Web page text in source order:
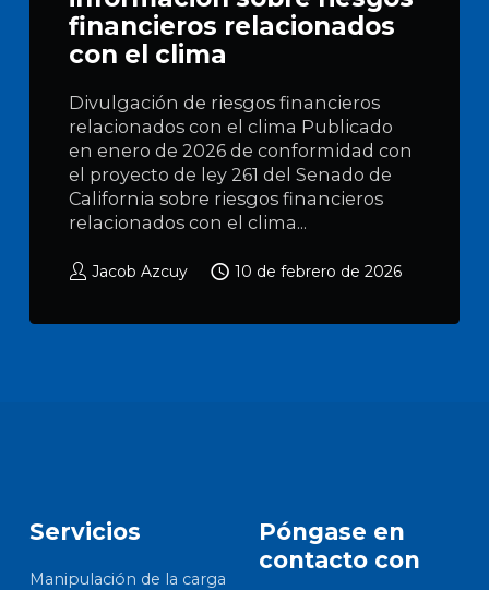
financieros relacionados
con el clima
Divulgación de riesgos financieros
relacionados con el clima Publicado
en enero de 2026 de conformidad con
el proyecto de ley 261 del Senado de
California sobre riesgos financieros
relacionados con el clima...
Jacob Azcuy 10 de febrero de 2026
Servicios
Manipulación de la carga
Póngase en
contacto con